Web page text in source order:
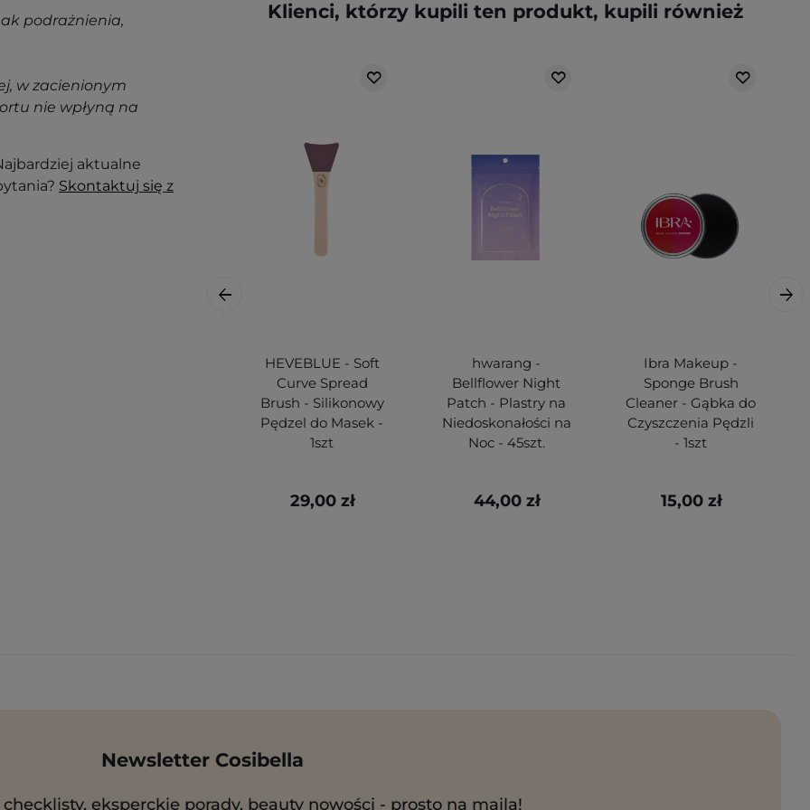
podrażnienia,
w zacienionym
nie wpłyną na
aktualne
Skontaktuj się z
Klienci, którzy kupili ten produkt, kupili również
HEVEBLUE - Soft
Curve Spread
Brush - Silikonowy
Pędzel do Masek -
1szt
29,00 zł
hwarang -
Bellflower Night
Patch - Plastry na
Niedoskonałości na
Noc - 45szt.
44,00 zł
Ibra Makeup -
Sponge Brush
Cleaner - Gąbka do
Czyszczenia Pędzli
- 1szt
15,00 zł
Newsletter Cosibella
eksperckie porady, beauty nowości - prosto na maila!